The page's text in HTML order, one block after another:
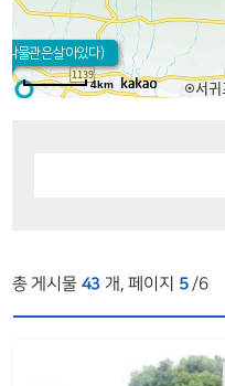
물관은살아있다)
4km
총 게시물 43 개, 페이지 5 /6